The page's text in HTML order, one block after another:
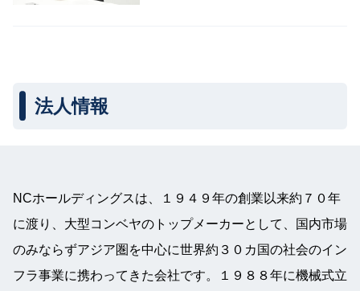
法人情報
NCホールディングスは、１９４９年の創業以来約７０年
に渡り、大型コンベヤのトップメーカーとして、国内市場
のみならずアジア圏を中心に世界約３０カ国の社会のイン
フラ事業に携わってきた会社です。１９８８年に機械式立